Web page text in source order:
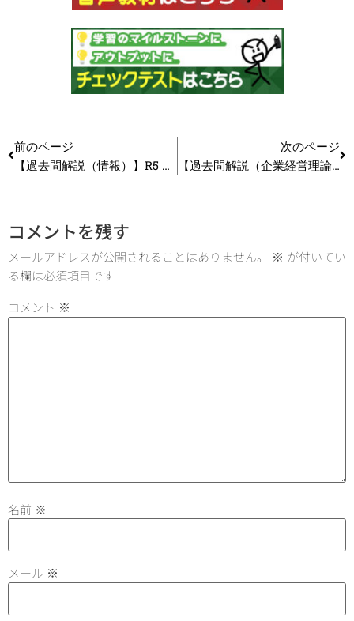
前のページ
【過去問解説（情報）】R5 第7問 ファイル・データ分析
次のページ
【過去問解説（企業経営理論）】R5 第2問 リソースベースドビュー（RBV）
コメントを残す
メールアドレスが公開されることはありません。 ※ が付いてい
る欄は必須項目です
コメント ※
名前 ※
メール ※